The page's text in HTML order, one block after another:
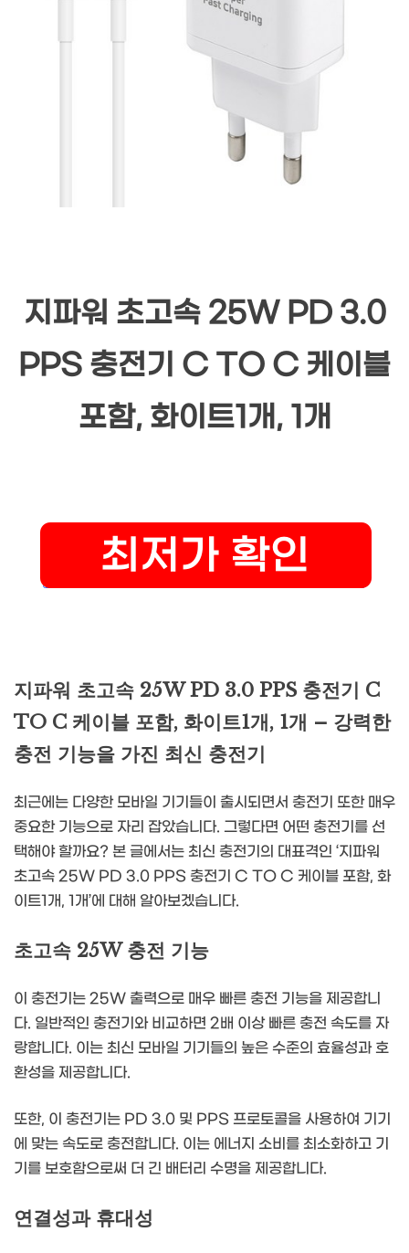
지파워 초고속 25W PD 3.0
PPS 충전기 C TO C 케이블
포함, 화이트1개, 1개
지파워 초고속 25W PD 3.0 PPS 충전기 C
TO C 케이블 포함, 화이트1개, 1개 – 강력한
충전 기능을 가진 최신 충전기
최근에는 다양한 모바일 기기들이 출시되면서 충전기 또한 매우
중요한 기능으로 자리 잡았습니다. 그렇다면 어떤 충전기를 선
택해야 할까요? 본 글에서는 최신 충전기의 대표격인 ‘지파워
초고속 25W PD 3.0 PPS 충전기 C TO C 케이블 포함, 화
이트1개, 1개’에 대해 알아보겠습니다.
초고속 25W 충전 기능
이 충전기는 25W 출력으로 매우 빠른 충전 기능을 제공합니
다. 일반적인 충전기와 비교하면 2배 이상 빠른 충전 속도를 자
랑합니다. 이는 최신 모바일 기기들의 높은 수준의 효율성과 호
환성을 제공합니다.
또한, 이 충전기는 PD 3.0 및 PPS 프로토콜을 사용하여 기기
에 맞는 속도로 충전합니다. 이는 에너지 소비를 최소화하고 기
기를 보호함으로써 더 긴 배터리 수명을 제공합니다.
연결성과 휴대성